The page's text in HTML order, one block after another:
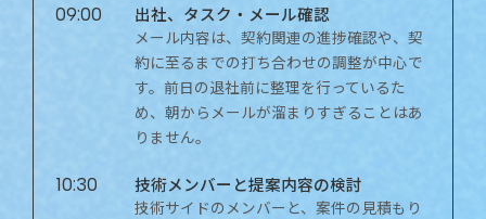
09:00 出社、タスク・メール確認
メール内容は、契約関連の進捗確認や、契
約に至るまでの打ち合わせの調整が中心で
す。前日の退社前に整理を行っているた
め、朝からメールが溜まりすぎることはあ
りません。
10:30 技術メンバーと提案内容の検討
技術サイドのメンバーと、案件の見積もり